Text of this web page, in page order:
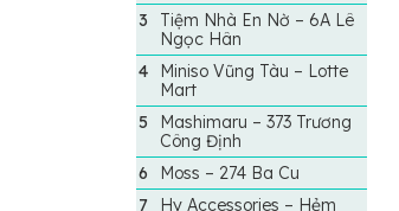
Tiệm Nhà En Nờ – 6A Lê
Ngọc Hân
Miniso Vũng Tàu – Lotte
Mart
Mashimaru – 373 Trương
Công Định
Moss – 274 Ba Cu
Hy Accessories – Hẻm